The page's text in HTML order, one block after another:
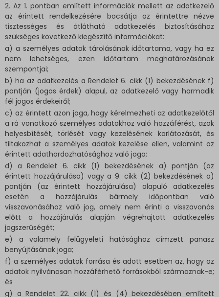
2. Az 1. pontban említett információk mellett az adatkezelő
az érintett rendelkezésére bocsátja az érintettre nézve
tisztességes és átlátható adatkezelés biztosításához
szükséges következő kiegészítő információkat:
a) a személyes adatok tárolásának időtartama, vagy ha ez
nem lehetséges, ezen időtartam meghatározásának
szempontjai;
b) ha az adatkezelés a Rendelet 6. cikk (1) bekezdésének f)
pontján (jogos érdek) alapul, az adatkezelő vagy harmadik
fél jogos érdekeiről;
c) az érintett azon joga, hogy kérelmezheti az adatkezelőtől
a rá vonatkozó személyes adatokhoz való hozzáférést, azok
helyesbítését, törlését vagy kezelésének korlátozását, és
tiltakozhat a személyes adatok kezelése ellen, valamint az
érintett adathordozhatósághoz való joga;
d) a Rendelet 6. cikk (1) bekezdésének a) pontján (az
érintett hozzájárulása) vagy a 9. cikk (2) bekezdésének a)
pontján (az érintett hozzájárulása) alapuló adatkezelés
esetén a hozzájárulás bármely időpontban való
visszavonásához való jog, amely nem érinti a visszavonás
előtt a hozzájárulás alapján végrehajtott adatkezelés
jogszerűségét;
e) a valamely felügyeleti hatósághoz címzett panasz
benyújtásának joga;
f) a személyes adatok forrása és adott esetben az, hogy az
adatok nyilvánosan hozzáférhető forrásokból származnak-e;
és
g) a Rendelet 22. cikk (1) és (4) bekezdésében említett